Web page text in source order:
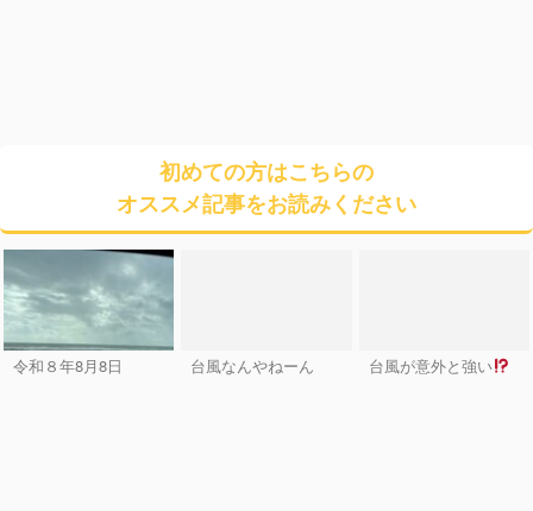
初めての方はこちらの
オススメ記事をお読みください
令和８年8月8日 台風なんやねーん 台風が意外と強い